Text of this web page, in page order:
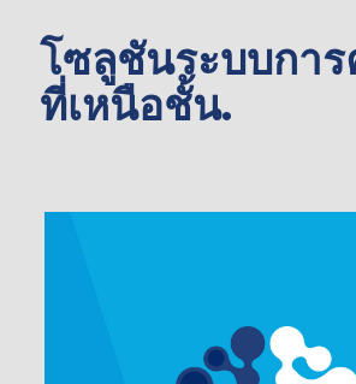
โซลูชันระบบกา
ที่เหนือชั้น.